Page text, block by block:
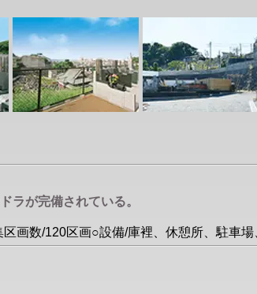
ラが完備されている。
画数/120区画○設備/庫裡、休憩所、駐車場